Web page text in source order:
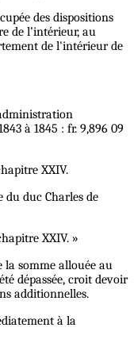
des dispositions
de l’intérieur, au
de l'intérieur de
à 1845 : fr. 9,896 09
XXIV.
du duc Charles de
XXIV. »
somme allouée au
dépassée, croit devoir
additionnelles.
à la